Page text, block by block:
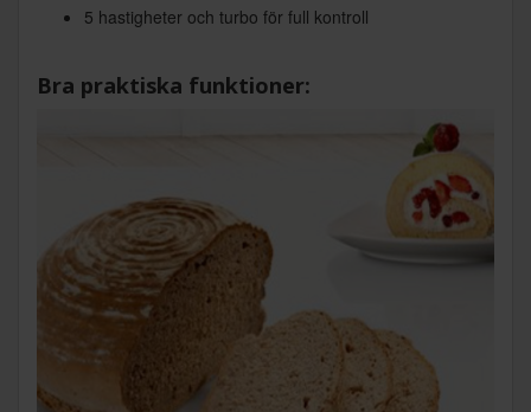
5 hastigheter och turbo för full kontroll
Bra praktiska funktioner: